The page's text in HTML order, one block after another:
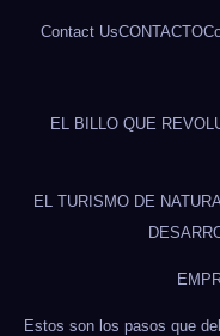
Contact UsCONTACTO
EL BILLO QUE
EL TURISMO DE
Estos son los pasos que